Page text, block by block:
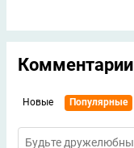
Комментарии
Новые Популярные